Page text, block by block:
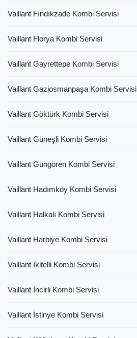
Vaillant Fındıkzade Kombi Servisi
Vaillant Florya Kombi Servisi
Vaillant Gayrettepe Kombi Servisi
Vaillant Gaziosmanpaşa Kombi Servisi
Vaillant Göktürk Kombi Servisi
Vaillant Güneşli Kombi Servisi
Vaillant Güngören Kombi Servisi
Vaillant Hadımköy Kombi Servisi
Vaillant Halkalı Kombi Servisi
Vaillant Harbiye Kombi Servisi
Vaillant İkitelli Kombi Servisi
Vaillant İncirli Kombi Servisi
Vaillant İstinye Kombi Servisi